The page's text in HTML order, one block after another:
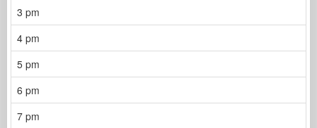
3 pm
4 pm
5 pm
6 pm
7 pm